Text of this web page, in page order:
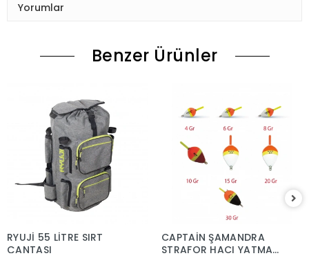
Yorumlar
Benzer Ürünler
RYUJİ 55 LİTRE SIRT
ÇANTASI
CAPTAİN ŞAMANDRA
STRAFOR HACI YATMAZ